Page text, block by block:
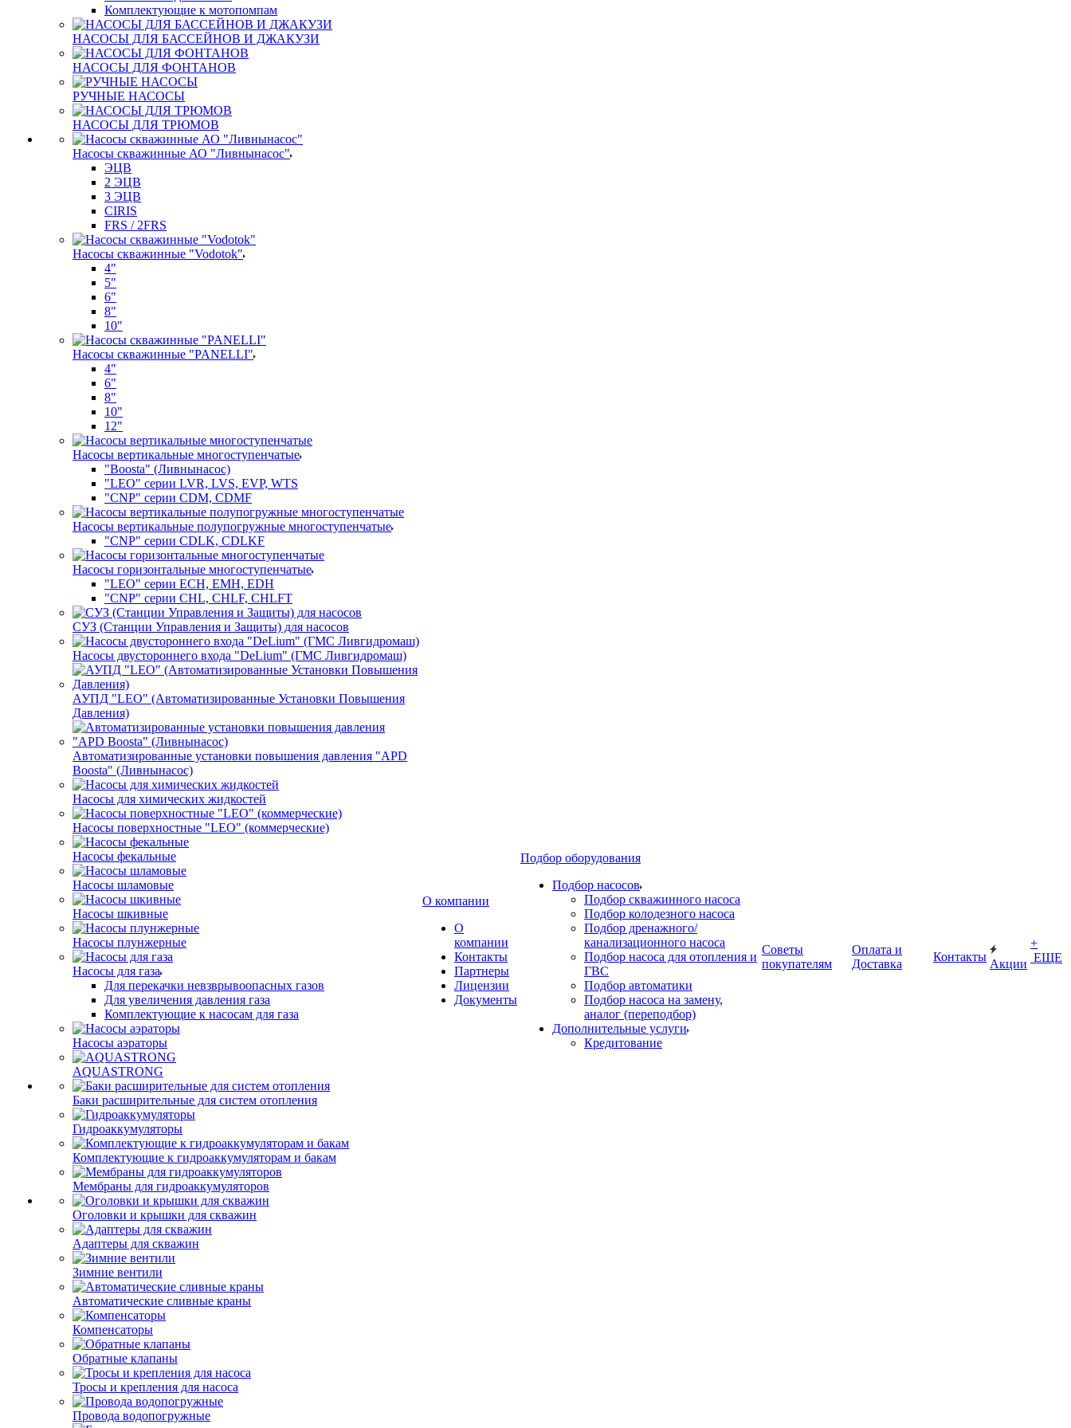
Комплектующие к мотопомпам
НАСОСЫ ДЛЯ БАССЕЙНОВ И ДЖАКУЗИ
НАСОСЫ ДЛЯ ФОНТАНОВ
РУЧНЫЕ НАСОСЫ
НАСОСЫ ДЛЯ ТРЮМОВ
Насосы скважинные АО "Ливнынасос"
ЭЦВ
2 ЭЦВ
3 ЭЦВ
CIRIS
FRS / 2FRS
Насосы скважинные "Vodotok"
4"
5"
6"
8"
10"
Насосы скважинные "PANELLI"
4"
6"
8"
10"
12"
Насосы вертикальные многоступенчатые
"Boosta" (Ливнынасос)
"LEO" серии LVR, LVS, EVP, WTS
"CNP" серии CDM, CDMF
Насосы вертикальные полупогружные многоступенчатые
"CNP" серии CDLK, CDLKF
Насосы горизонтальные многоступенчатые
"LEO" серии ECH, EMH, EDH
"CNP" серии CHL, CHLF, CHLFT
СУЗ (Станции Управления и Защиты) для насосов
Насосы двустороннего входа "DeLium" (ГМС Ливгидромаш)
АУПД "LEO" (Автоматизированные Установки Повышения
Давления)
Автоматизированные установки повышения давления "APD
Boosta" (Ливнынасос)
Насосы для химических жидкостей
Насосы поверхностные "LEO" (коммерческие)
Насосы фекальные
Насосы шламовые
Насосы шкивные
Насосы плунжерные
Насосы для газа
Для перекачки невзврывоопасных газов
Для увеличения давления газа
Комплектующие к насосам для газа
Насосы аэраторы
AQUASTRONG
Баки расширительные для систем отопления
Гидроаккумуляторы
Комплектующие к гидроаккумуляторам и бакам
Мембраны для гидроаккумуляторов
Оголовки и крышки для скважин
Адаптеры для скважин
Зимние вентили
Автоматические сливные краны
Компенсаторы
Обратные клапаны
Тросы и крепления для насоса
Провода водопогружные
О компании
О
компании
Контакты
Партнеры
Лицензии
Документы
Подбор оборудования
Подбор насосов
Подбор скважинного насоса
Подбор колодезного насоса
Подбор дренажного/
канализационного насоса
Подбор насоса для отопления и
ГВС
Подбор автоматики
Подбор насоса на замену,
аналог (переподбор)
Дополнительные услуги
Кредитование
Советы
покупателям
Оплата и
Доставка
Контакты
Акции
+
ЕЩЕ